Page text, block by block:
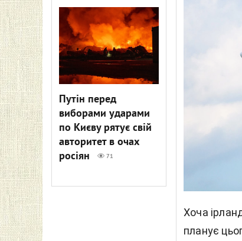
Путін перед
виборами ударами
по Києву рятує свій
авторитет в очах
росіян
71
Хоча
планує